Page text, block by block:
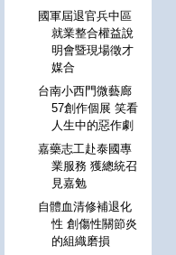
國軍屆退官兵中區
就業整合權益說
明會暨現場徵才
媒合
台南小西門微藝廊
57創作個展 笑看
人生中的惡作劇
嘉藥志工赴泰國專
業服務 獲總統召
見嘉勉
自體血清修補退化
性 創傷性關節炎
的組織磨損